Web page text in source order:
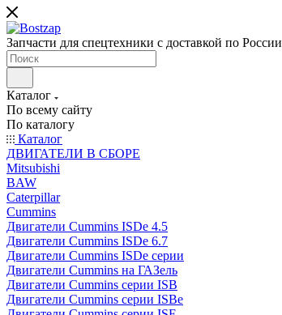
Запчасти для спецтехники с доставкой по России
Каталог
По всему сайту
По каталогу
Каталог
ДВИГАТЕЛИ В СБОРЕ
Mitsubishi
BAW
Caterpillar
Cummins
Двигатели Cummins ISDe 4.5
Двигатели Cummins ISDe 6.7
Двигатели Cummins ISDe серии
Двигатели Cummins на ГАЗель
Двигатели Cummins серии ISB
Двигатели Cummins серии ISBe